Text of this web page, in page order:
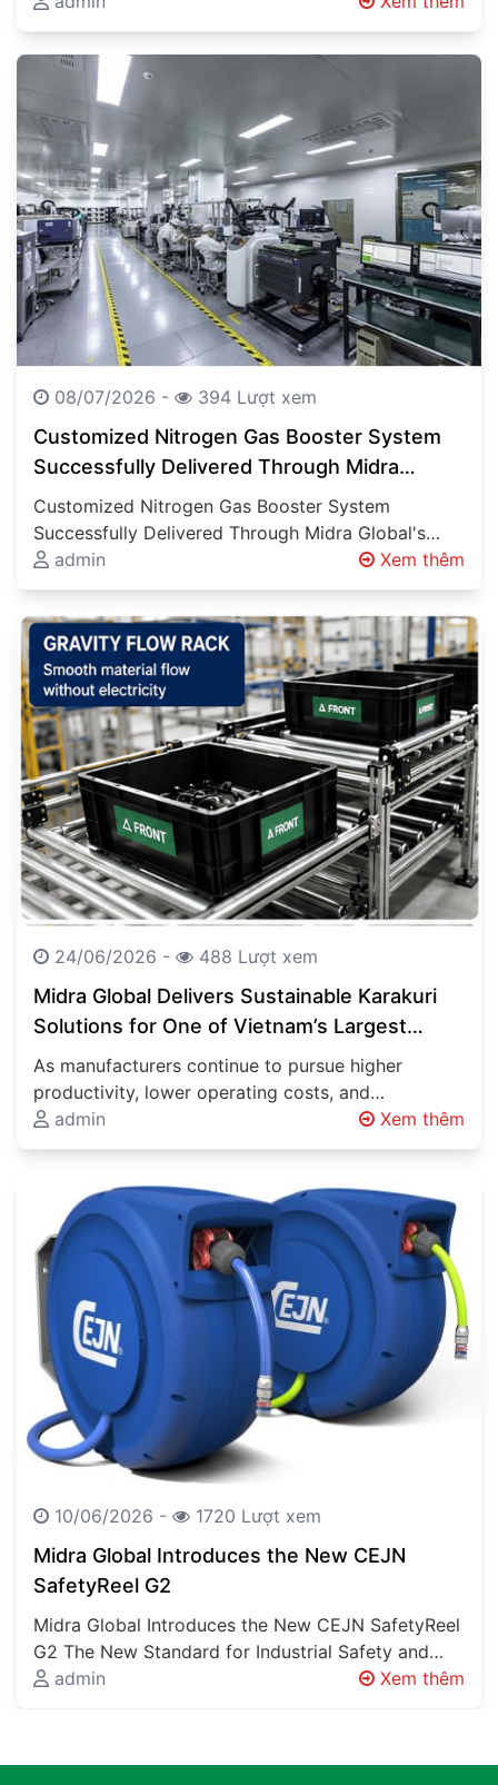
Autonomous Mobile Robots…
08/07/2026 - 394 Lượt xem
Customized Nitrogen Gas Booster System
Successfully Delivered Through Midra
Global’s Engineering Expertise Engineering
Solutions Beyond Product Supply
Customized Nitrogen Gas Booster System
Successfully Delivered Through Midra Global's
Engineering Expertise Engineering Solutions
Beyond Product Supply Industrial projects
involving…
admin Xem thêm
24/06/2026 - 488 Lượt xem
Midra Global Delivers Sustainable Karakuri
Solutions for One of Vietnam’s Largest
Automotive Manufacturers
As manufacturers continue to pursue higher
productivity, lower operating costs, and
sustainable production methods, innovative
material handling systems are becoming…
admin Xem thêm
10/06/2026 - 1720 Lượt xem
Midra Global Introduces the New CEJN
SafetyReel G2
Midra Global Introduces the New CEJN SafetyReel
G2 The New Standard for Industrial Safety and
Workplace Organisation Every Factory Has…
admin Xem thêm